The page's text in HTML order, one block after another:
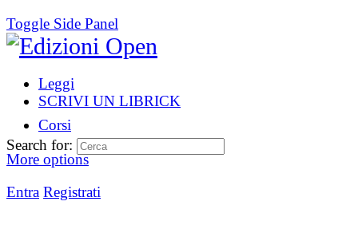
Toggle Side Panel
Leggi
SCRIVI UN LIBRICK
Corsi
More options
Entra Registrati
Search for: